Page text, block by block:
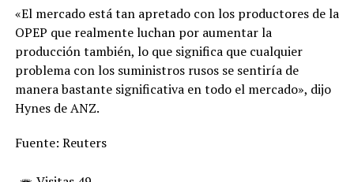
«El mercado está tan apretado con los productores de la
OPEP que realmente luchan por aumentar la
producción también, lo que significa que cualquier
problema con los suministros rusos se sentiría de
manera bastante significativa en todo el mercado», dijo
Hynes de ANZ.
Fuente: Reuters